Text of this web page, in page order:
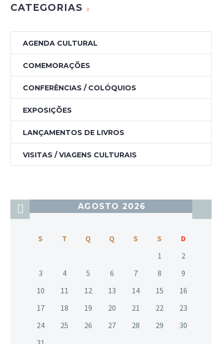
CATEGORIAS
AGENDA CULTURAL
COMEMORAÇÕES
CONFERÊNCIAS / COLÓQUIOS
EXPOSIÇÕES
LANÇAMENTOS DE LIVROS
VISITAS / VIAGENS CULTURAIS
AGOSTO 2026
S T Q Q S S
D
1
2
3
4 5 6 7 8
9
10
11 12 13 14 15
16
17
18 19 20 21 22
23
24
25 26 27 28 29
30